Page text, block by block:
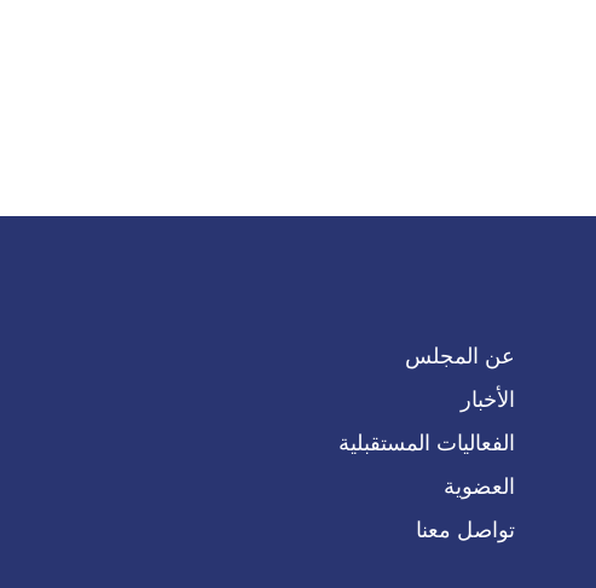
عن المجلس
الأخبار
الفعاليات المستقبلية
العضوية
تواصل معنا